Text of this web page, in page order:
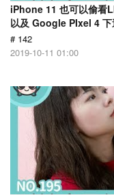
iPhone 11 也可以偷看
以及 Google PIxel 4
# 142
2019-10-11 01:00